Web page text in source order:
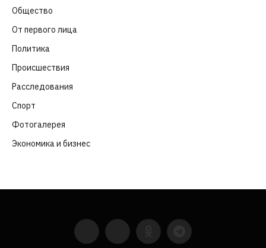
Общество
От первого лица
Политика
Происшествия
Расследования
Спорт
Фотогалерея
Экономика и бизнес
YouTubeVKontakte
LinkedInFlickr